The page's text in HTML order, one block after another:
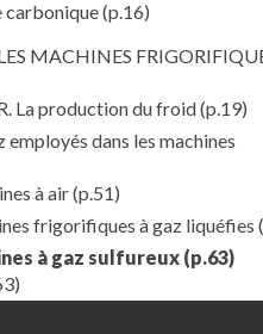
carbonique(p.16)
MACHINES
La production du froid(p.19)
employés dans les machines
à air(p.51)
frigorifiques à gaz liquéfies
à gaz sulfureux (p.63)